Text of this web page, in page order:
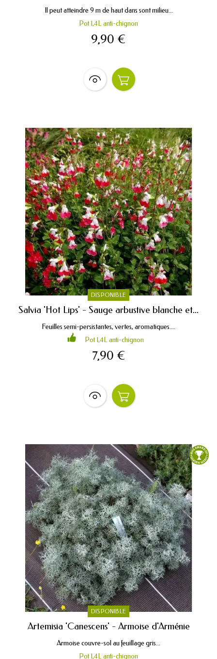
Il peut atteindre 9 m de haut dans sont milieu...
Pot 1,4L anti-chignon
9,90 €
DISPONIBLE
Salvia 'Hot Lips' - Sauge arbustive blanche et...
Feuilles semi-persistantes, vertes, aromatiques....
Pot 1,4L anti-chignon
7,90 €
DISPONIBLE
Artemisia 'Canescens' - Armoise d'Arménie
Armoise couvre-sol au feuillage gris...
Pot 1,4L anti-chignon